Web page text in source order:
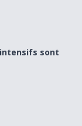
sont